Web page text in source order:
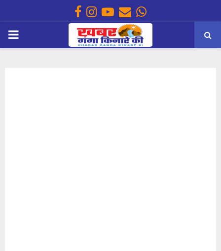
Facebook
Instagram
Youtube
EmailWhatsapp
PRIMARY